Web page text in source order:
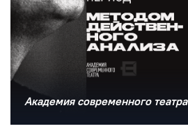
Академия современного театра